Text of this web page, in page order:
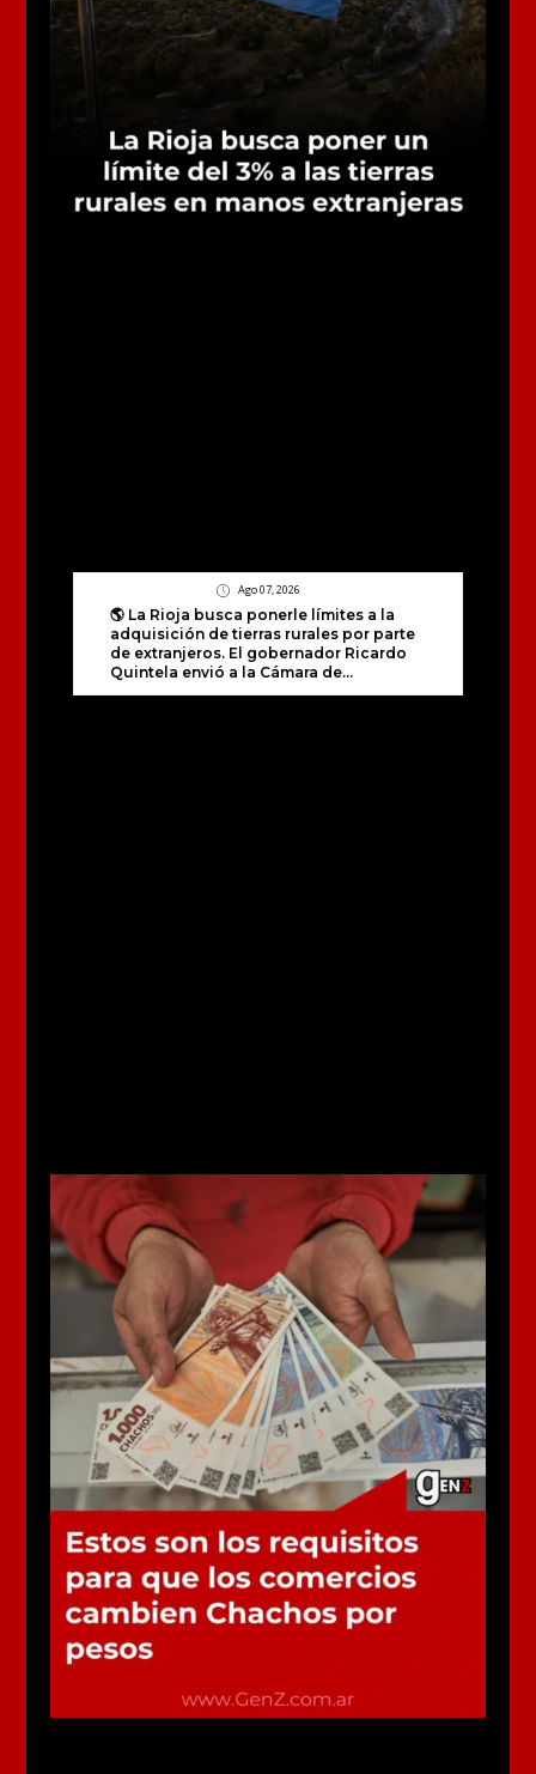
Ago 07, 2026
🌎 La Rioja busca ponerle límites a la
adquisición de tierras rurales por parte
de extranjeros. El gobernador Ricardo
Quintela envió a la Cámara de...